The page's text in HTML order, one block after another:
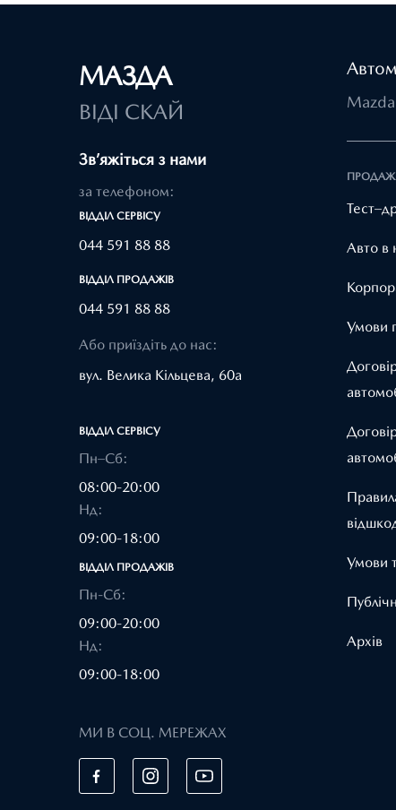
МАЗДА
ВІДІ СКАЙ
Зв’яжіться з нами
за телефоном:
ВІДДІЛ CЕРВІСУ
044 591 88 88
ВІДДІЛ ПРОДАЖІВ
044 591 88 88
Або приїздіть до нас:
вул. Велика Кільцева, 60а
ВІДДІЛ CЕРВІСУ
Пн–Сб:
08:00-20:00
Нд:
09:00-18:00
ВІДДІЛ ПРОДАЖІВ
Пн-Сб:
09:00-20:00
Нд:
09:00-18:00
МИ В СОЦ. МЕРЕЖАХ
ПРОДАЖ
Авто в
Умови
Умови
Архів